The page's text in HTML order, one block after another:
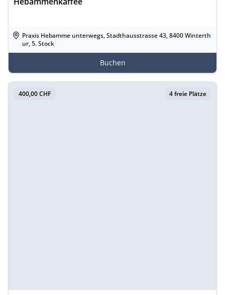
Praxis Hebamme unterwegs, Stadthausstrasse 43, 8400 Winterth
ur, 5. Stock
Buchen
400,00 CHF 4 freie Plätze